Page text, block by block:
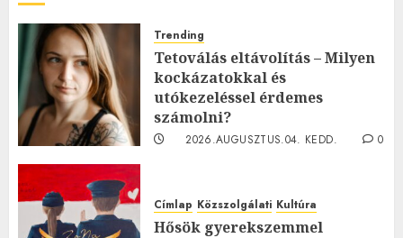
Trending
Tetoválás eltávolítás – Milyen
kockázatokkal és
utókezeléssel érdemes
számolni?
2026.AUGUSZTUS.04. KEDD.
0
Címlap Közszolgálati Kultúra
Hősök gyerekszemmel